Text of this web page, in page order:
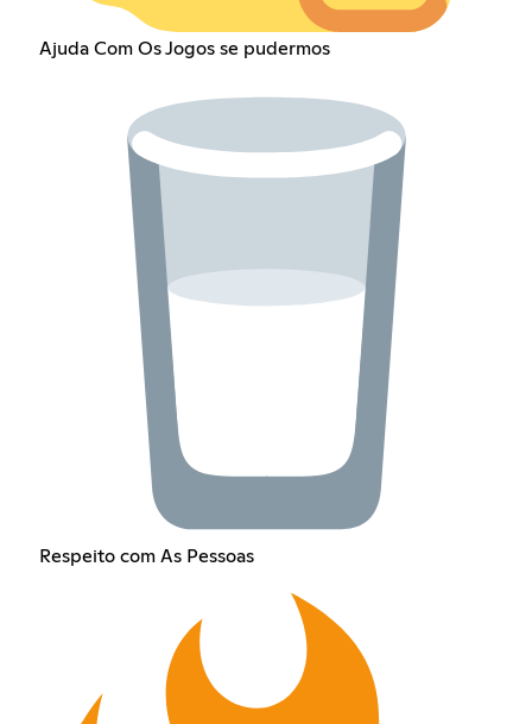
Ajuda Com Os Jogos se pudermos
Respeito com As Pessoas